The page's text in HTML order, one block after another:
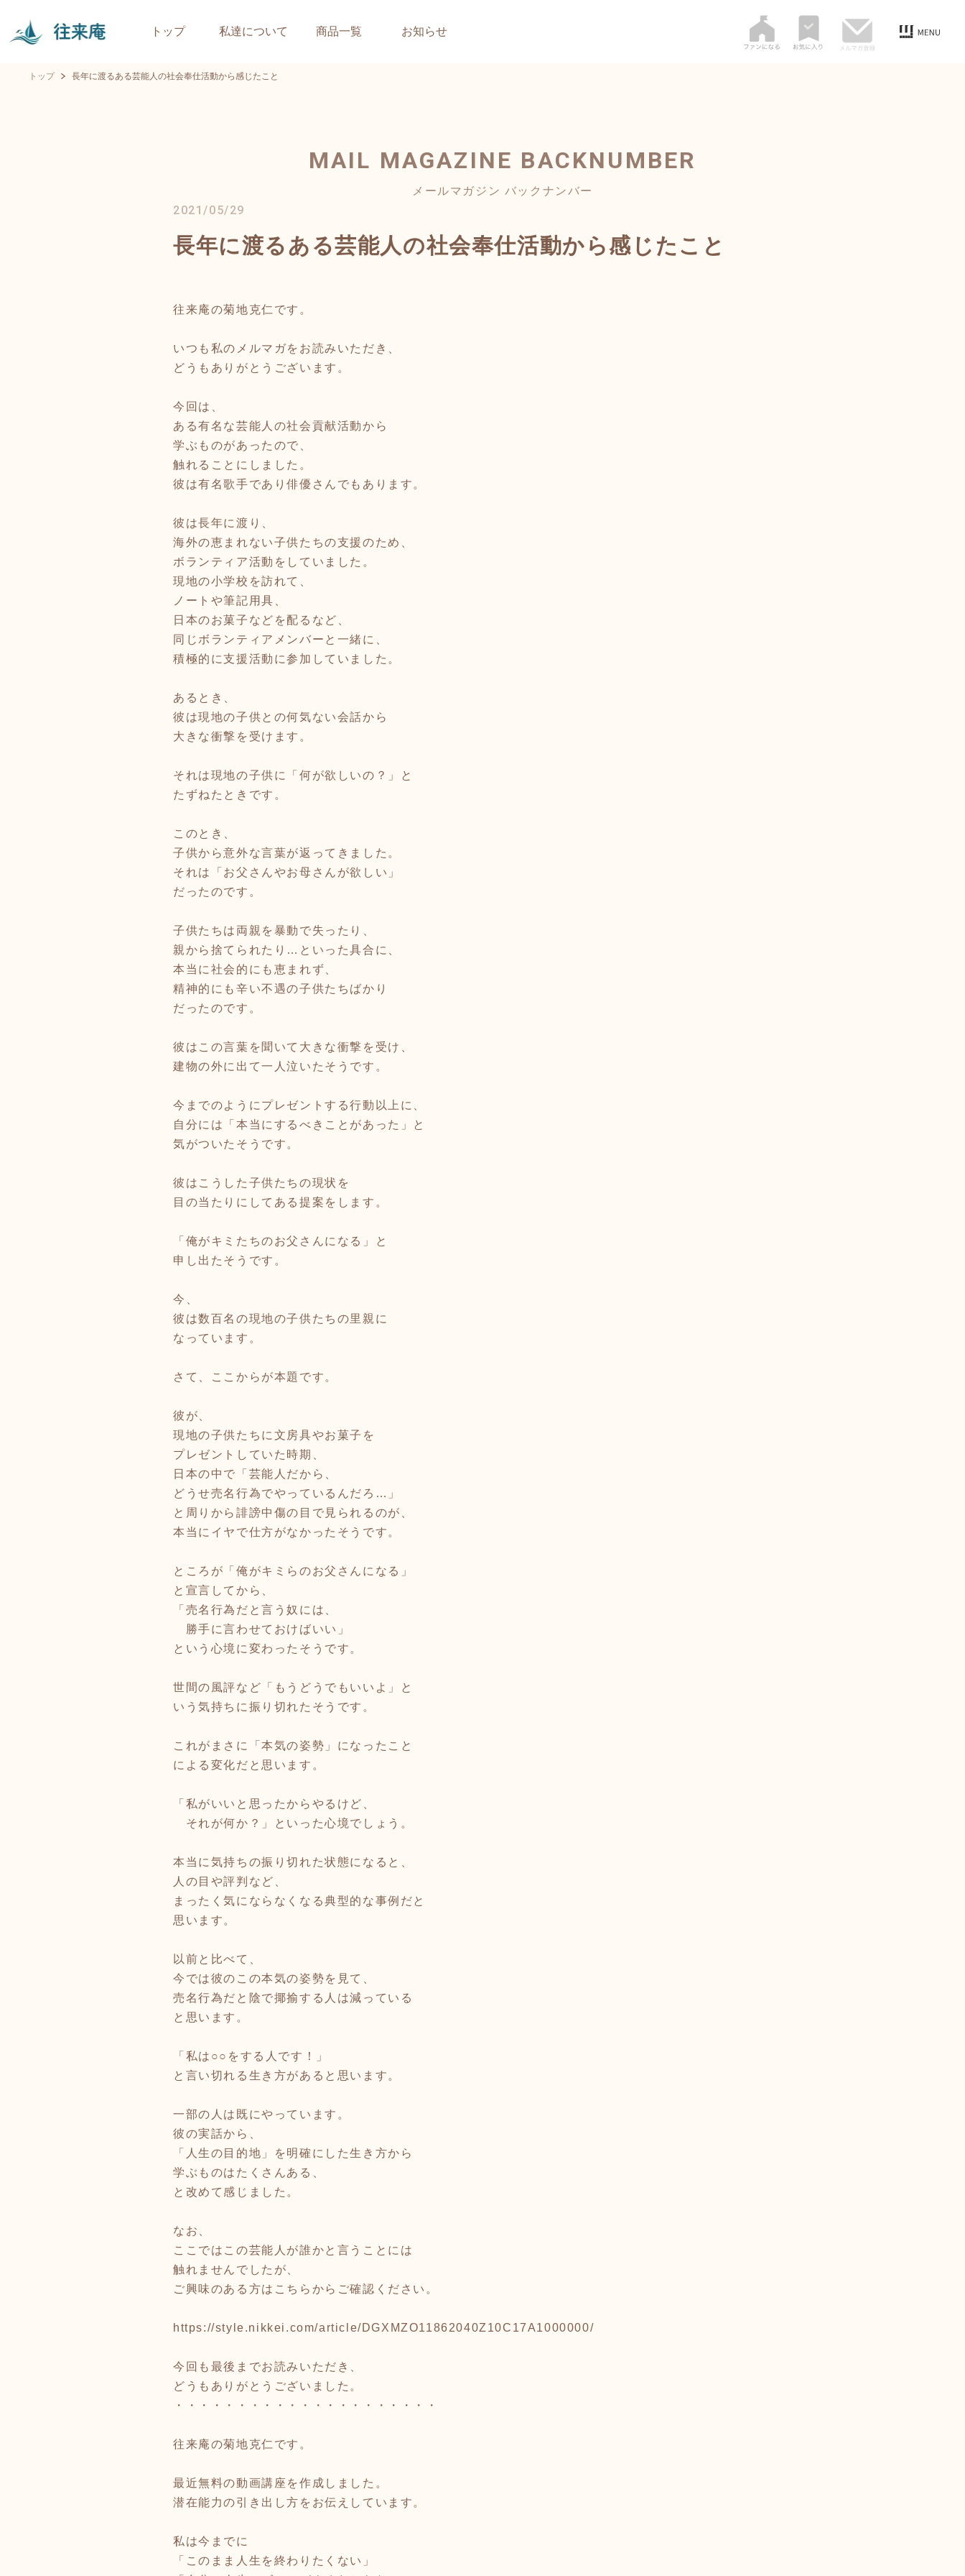
トップ 私達について 商品一覧 お知らせ
トップ 長年に渡るある芸能人の社会奉仕活動から感じたこと
MAIL MAGAZINE BACKNUMBER
メールマガジン バックナンバー
2021/05/29
長年に渡るある芸能人の社会奉仕活動から感じたこと
往来庵の菊地克仁です。
いつも私のメルマガをお読みいただき、
どうもありがとうございます。
今回は、
ある有名な芸能人の社会貢献活動から
学ぶものがあったので、
触れることにしました。
彼は有名歌手であり俳優さんでもあります。
彼は長年に渡り、
海外の恵まれない子供たちの支援のため、
ボランティア活動をしていました。
現地の小学校を訪れて、
ノートや筆記用具、
日本のお菓子などを配るなど、
同じボランティアメンバーと一緒に、
積極的に支援活動に参加していました。
あるとき、
彼は現地の子供との何気ない会話から
大きな衝撃を受けます。
それは現地の子供に「何が欲しいの？」と
たずねたときです。
このとき、
子供から意外な言葉が返ってきました。
それは「お父さんやお母さんが欲しい」
だったのです。
子供たちは両親を暴動で失ったり、
親から捨てられたり…といった具合に、
本当に社会的にも恵まれず、
精神的にも辛い不遇の子供たちばかり
だったのです。
彼はこの言葉を聞いて大きな衝撃を受け、
建物の外に出て一人泣いたそうです。
今までのようにプレゼントする行動以上に、
自分には「本当にするべきことがあった」と
気がついたそうです。
彼はこうした子供たちの現状を
目の当たりにしてある提案をします。
「俺がキミたちのお父さんになる」と
申し出たそうです。
今、
彼は数百名の現地の子供たちの里親に
なっています。
さて、ここからが本題です。
彼が、
現地の子供たちに文房具やお菓子を
プレゼントしていた時期、
日本の中で「芸能人だから、
どうせ売名行為でやっているんだろ…」
と周りから誹謗中傷の目で見られるのが、
本当にイヤで仕方がなかったそうです。
ところが「俺がキミらのお父さんになる」
と宣言してから、
「売名行為だと言う奴には、
勝手に言わせておけばいい」
という心境に変わったそうです。
世間の風評など「もうどうでもいいよ」と
いう気持ちに振り切れたそうです。
これがまさに「本気の姿勢」になったこと
による変化だと思います。
「私がいいと思ったからやるけど、
それが何か？」といった心境でしょう。
本当に気持ちの振り切れた状態になると、
人の目や評判など、
まったく気にならなくなる典型的な事例だと
思います。
以前と比べて、
今では彼のこの本気の姿勢を見て、
売名行為だと陰で揶揄する人は減っている
と思います。
「私は○○をする人です！」
と言い切れる生き方があると思います。
一部の人は既にやっています。
彼の実話から、
「人生の目的地」を明確にした生き方から
学ぶものはたくさんある、
と改めて感じました。
なお、
ここではこの芸能人が誰かと言うことには
触れませんでしたが、
ご興味のある方はこちらからご確認ください。
https://style.nikkei.com/article/DGXMZO11862040Z10C17A1000000/
今回も最後までお読みいただき、
どうもありがとうございました。
・・・・・・・・・・・・・・・・・・・・・
往来庵の菊地克仁です。
最近無料の動画講座を作成しました。
潜在能力の引き出し方をお伝えしています。
私は今までに
「このまま人生を終わりたくない」